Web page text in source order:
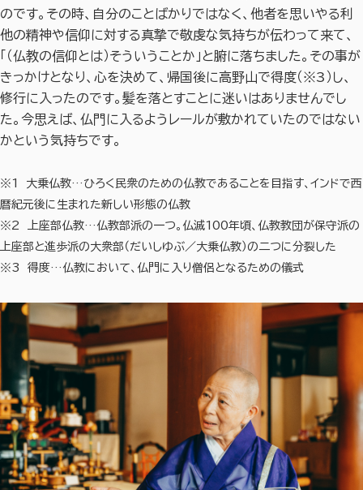
のです。その時、自分のことばかりではなく、他者を思いやる利
他の精神や信仰に対する真摯で敬虔な気持ちが伝わって来て、
「（仏教の信仰とは）そういうことか」と腑に落ちました。その事が
きっかけとなり、心を決めて、帰国後に高野山で得度（※3）し、
修行に入ったのです。髪を落とすことに迷いはありませんでし
た。今思えば、仏門に入るようレールが敷かれていたのではない
かという気持ちです。
※1 大乗仏教…ひろく民衆のための仏教であることを目指す、インドで西
暦紀元後に生まれた新しい形態の仏教
※2 上座部仏教…仏教部派の一つ。仏滅100年頃、仏教教団が保守派の
上座部と進歩派の大衆部（だいしゆぶ／大乗仏教）の二つに分裂した
※3 得度…仏教において、仏門に入り僧侶となるための儀式